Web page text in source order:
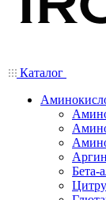
Каталог
Бета-